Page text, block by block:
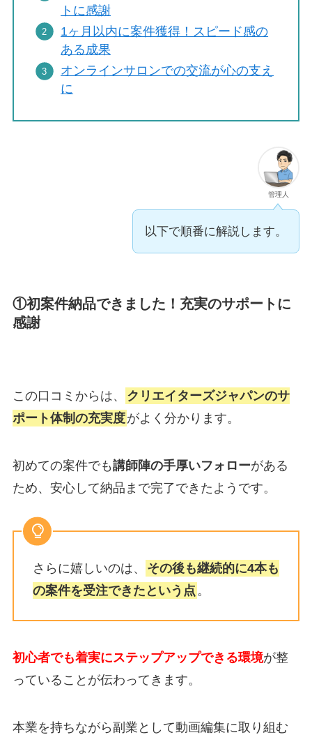
トに感謝
1ヶ月以内に案件獲得！スピード感の
ある成果
オンラインサロンでの交流が心の支え
に
管理人
以下で順番に解説します。
①初案件納品できました！充実のサポートに
感謝
この口コミからは、
クリエイターズジャパンのサ
ポート体制の充実度がよく分かります。
初めての案件でも講師陣の手厚いフォローがある
ため、安心して納品まで完了できたようです。
さらに嬉しいのは、
その後も継続的に4本も
の案件を受注できたという点 。
初心者でも着実にステップアップできる環境が整
っていることが伝わってきます。
本業を持ちながら副業として動画編集に取り組む